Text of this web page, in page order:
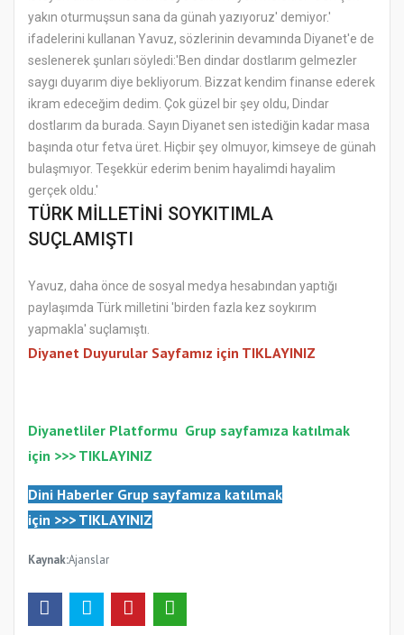
yakın oturmuşsun sana da günah yazıyoruz' demiyor.'
ifadelerini kullanan Yavuz, sözlerinin devamında Diyanet'e de
seslenerek şunları söyledi:'Ben dindar dostlarım gelmezler
saygı duyarım diye bekliyorum. Bizzat kendim finanse ederek
ikram edeceğim dedim. Çok güzel bir şey oldu, Dindar
dostlarım da burada. Sayın Diyanet sen istediğin kadar masa
başında otur fetva üret. Hiçbir şey olmuyor, kimseye de günah
bulaşmıyor. Teşekkür ederim benim hayalimdi hayalim
gerçek oldu.'
TÜRK MİLLETİNİ SOYKITIMLA
SUÇLAMIŞTI
Yavuz, daha önce de sosyal medya hesabından yaptığı
paylaşımda Türk milletini 'birden fazla kez soykırım
yapmakla' suçlamıştı.
Diyanet Duyurular Sayfamız için TIKLAYINIZ
Diyanetliler Platformu Grup sayfamıza katılmak
için >>> TIKLAYINIZ
Dini Haberler Grup sayfamıza katılmak
için >>> TIKLAYINIZ
Kaynak:Ajanslar